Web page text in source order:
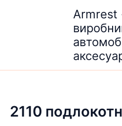
Armrest
2110